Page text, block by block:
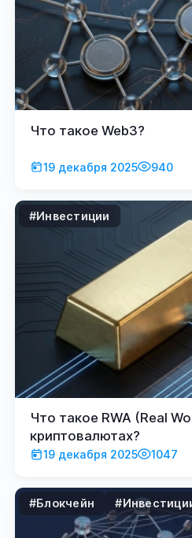
19 декабря 2025 940
Что такое Web3?
#Инвестиции
19 декабря 2025 1047
Что такое RWA (Real
криптовалютах?
#Блокчейн